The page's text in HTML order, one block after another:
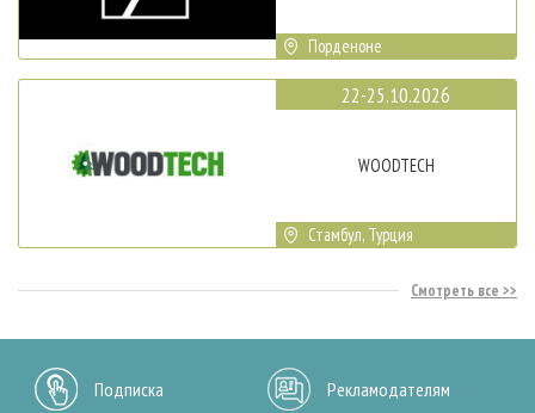
Порденоне
22-25.10.2026
WOODTECH
Стамбул, Турция
Смотреть все
Подписка Рекламодателям